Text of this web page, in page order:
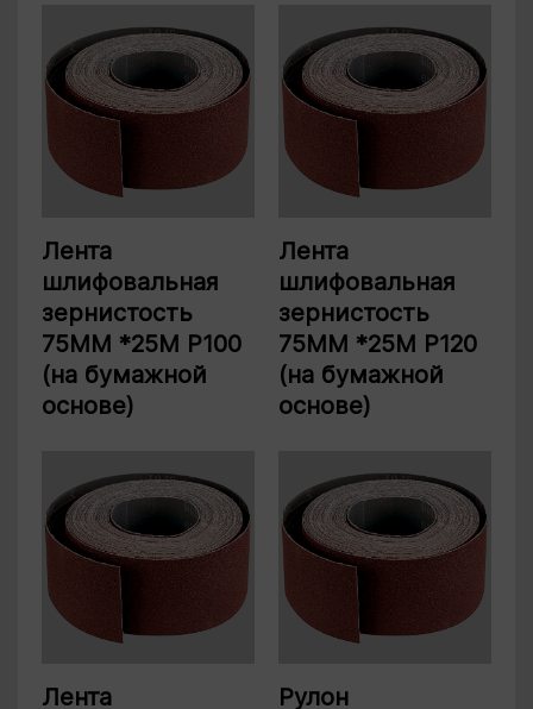
Лента
шлифовальная
зернистость
75ММ *25М P100
(на бумажной
основе)
Лента
шлифовальная
зернистость
75ММ *25М P120
(на бумажной
основе)
Лента
Рулон